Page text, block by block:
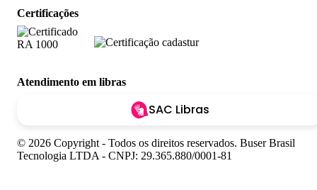
Certificações
Atendimento em libras
SAC Libras
© 2026 Copyright - Todos os direitos reservados. Buser Brasil
Tecnologia LTDA - CNPJ: 29.365.880/0001-81